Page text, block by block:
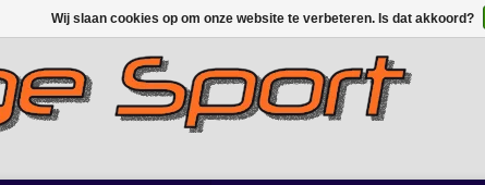
Wij slaan cookies op om onze website te verbeteren. Is dat akkoord?